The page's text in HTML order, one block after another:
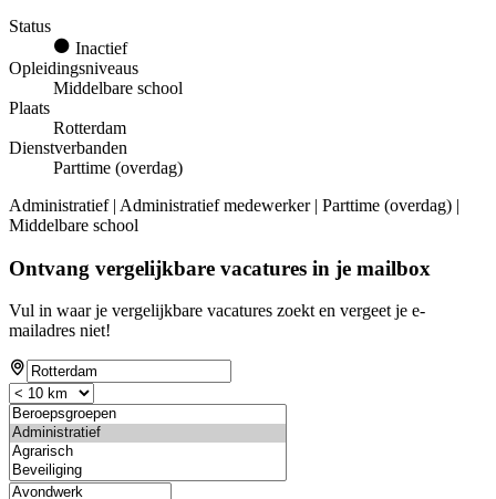
Status
Inactief
Opleidingsniveaus
Middelbare school
Plaats
Rotterdam
Dienstverbanden
Parttime (overdag)
Administratief | Administratief medewerker | Parttime (overdag) |
Middelbare school
Ontvang vergelijkbare vacatures in je mailbox
Vul in waar je vergelijkbare vacatures zoekt en vergeet je e-
mailadres niet!